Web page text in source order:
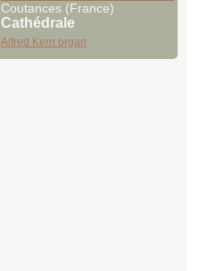
Coutances (France)
Cathédrale
Alfred Kern organ